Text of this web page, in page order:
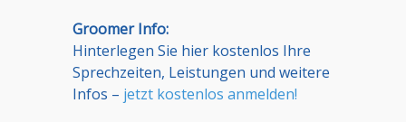
Groomer Info:
Hinterlegen Sie hier kostenlos Ihre
Sprechzeiten, Leistungen und weitere
Infos – jetzt kostenlos anmelden!